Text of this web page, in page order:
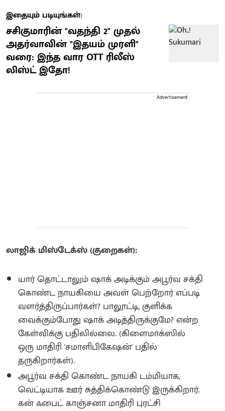
இதையும் படியுங்கள்:
சசிகுமாரின் "வதந்தி 2" முதல்
அதர்வாவின் "இதயம் முரளி"
வரை: இந்த வார OTT ரிலீஸ்
லிஸ்ட் இதோ!
Advertisement
லாஜிக் மிஸ்டேக்ஸ் (குறைகள்):
யார் தொட்டாலும் ஷாக் அடிக்கும் அபூர்வ சக்தி
கொண்ட நாயகியை அவள் பெற்றோர் எப்படி
வளர்த்திருப்பார்கள்? பாலூட்டி, குளிக்க
வைக்கும்போது ஷாக் அடித்திருக்குமே? என்ற
கேள்விக்கு பதிலில்லை. (கிளைமாக்ஸில்
ஒரு மாதிரி 'சமாளிபிகேஷன்' பதில்
தருகிறார்கள்).
அபூர்வ சக்தி கொண்ட நாயகி டம்மியாக,
வெட்டியாக ஊர் சுத்திக்கொண்டு இருக்கிறார்.
கன் ஃபைட் காஞ்சனா மாதிரி புரட்சி